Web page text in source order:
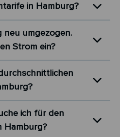
in Hamburg?
neu umgezogen.
Strom ein?
ich für den
Hamburg?